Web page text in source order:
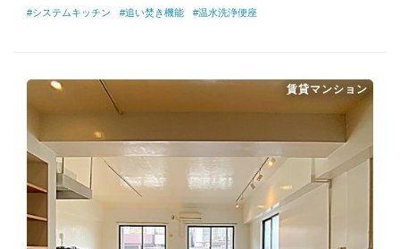
#システムキッチン #追い焚き機能 #温水洗浄便座
賃貸マンション